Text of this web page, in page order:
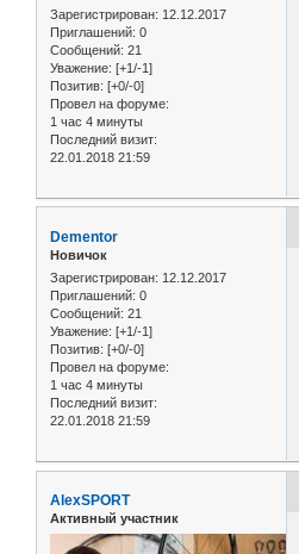
Зарегистрирован: 12.12.2017
Приглашений: 0
Сообщений: 21
Уважение: [+1/-1]
Позитив: [+0/-0]
Провел на форуме:
1 час 4 минуты
Последний визит:
22.01.2018 21:59
Dementor
Новичок
Зарегистрирован: 12.12.2017
Приглашений: 0
Сообщений: 21
Уважение: [+1/-1]
Позитив: [+0/-0]
Провел на форуме:
1 час 4 минуты
Последний визит:
22.01.2018 21:59
AlexSPORT
Активный участник